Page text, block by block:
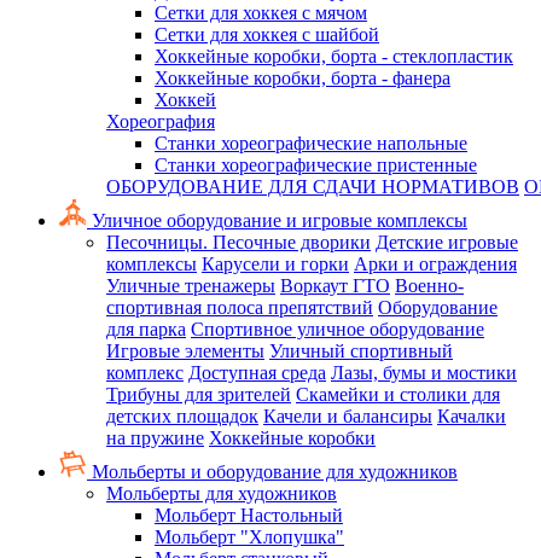
Сетки для хоккея с мячом
Сетки для хоккея с шайбой
Хоккейные коробки, борта - стеклопластик
Хоккейные коробки, борта - фанера
Хоккей
Хореография
Станки хореографические напольные
Станки хореографические пристенные
ОБОРУДОВАНИЕ ДЛЯ СДАЧИ НОРМАТИВОВ
Уличное оборудование и игровые комплексы
Песочницы. Песочные дворики Детские игровые
комплексы Карусели и горки Арки и ограждения
Уличные тренажеры Воркаут ГТО Военно-
спортивная полоса препятствий Оборудование
для парка Спортивное уличное оборудование
Игровые элементы Уличный спортивный
комплекс Доступная среда Лазы, бумы и мостики
Трибуны для зрителей Скамейки и столики для
детских площадок Качели и балансиры Качалки
на пружине Хоккейные коробки
Мольберты и оборудование для художников
Мольберты для художников
Мольберт Настольный
Мольберт "Хлопушка"